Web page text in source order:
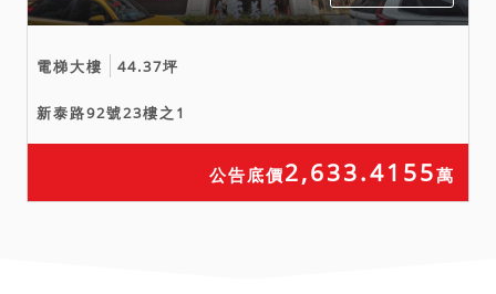
電梯大樓 44.37坪
新泰路92號23樓之1
公告底價2,633.4155萬